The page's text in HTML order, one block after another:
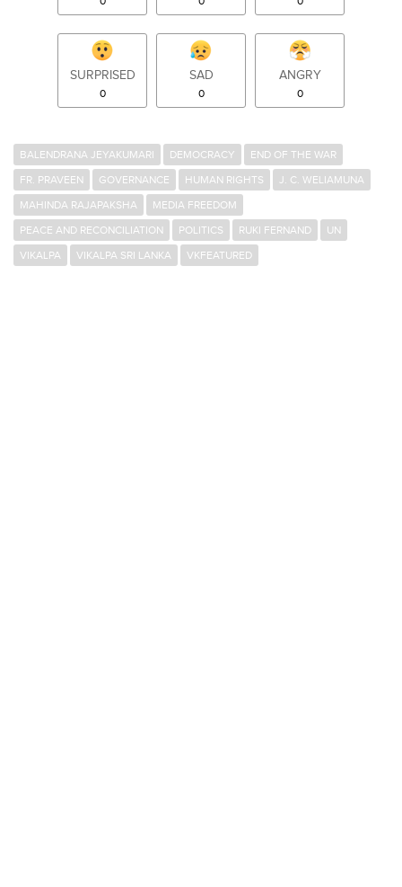
SURPRISED
0
SAD
0
ANGRY
0
BALENDRANA JEYAKUMARI DEMOCRACY
END OF THE WAR
FR. PRAVEEN
GOVERNANCE HUMAN RIGHTS
J. C. WELIAMUNA
MAHINDA RAJAPAKSHA
MEDIA FREEDOM
PEACE AND RECONCILIATION
POLITICS RUKI FERNAND
UN
VIKALPA
VIKALPA SRI LANKA VKFEATURED